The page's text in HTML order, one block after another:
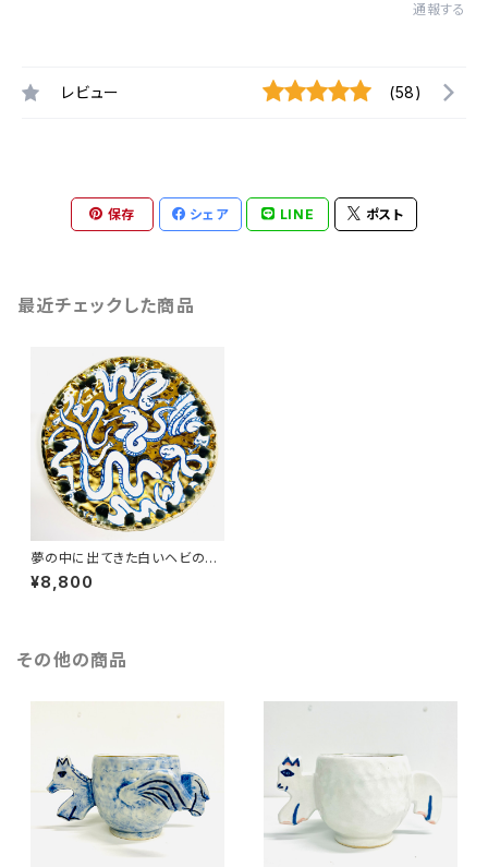
通報する
レビュー (58)
保存 シェア LINE ポスト
最近チェックした商品
夢の中に出てきた白いヘビのお
皿
¥8,800
その他の商品